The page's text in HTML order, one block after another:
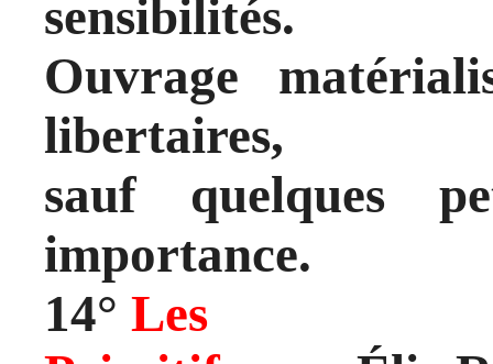
sensibilités.
Ouvrage
libertaires,
sauf quelques
importance.
14° Les